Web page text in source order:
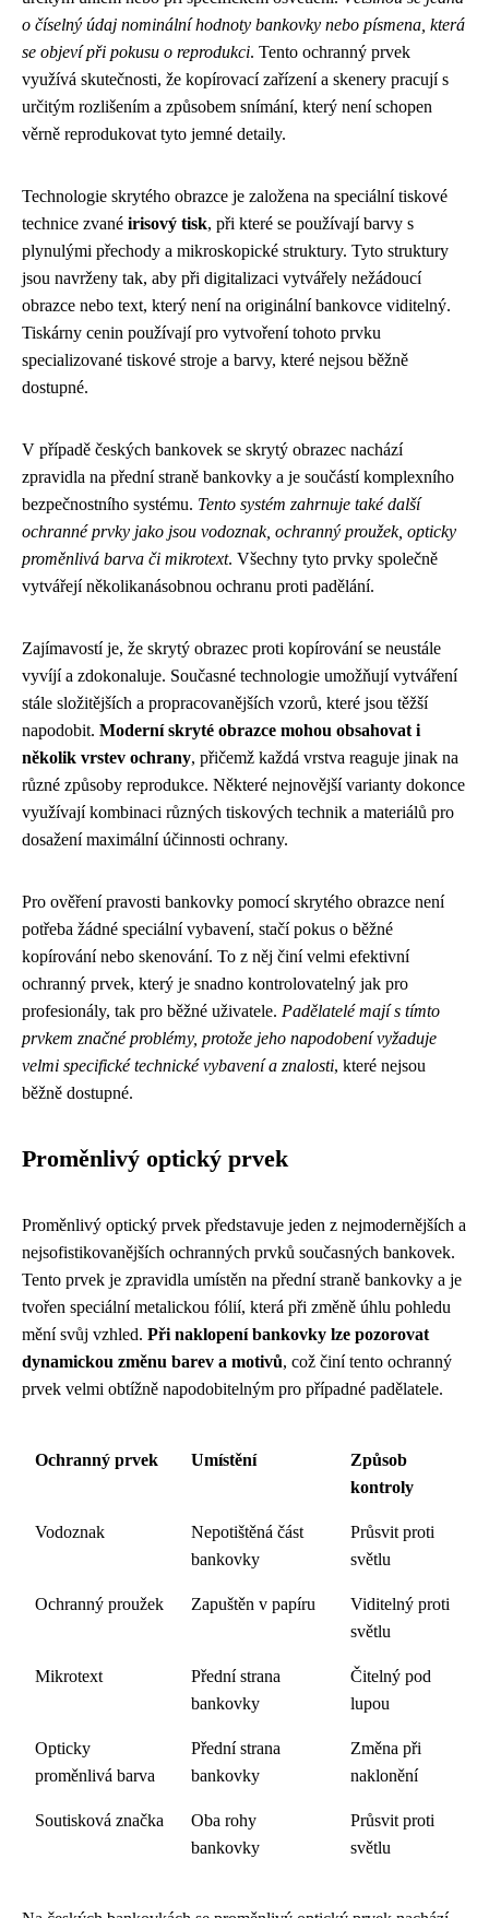
o číselný údaj nominální hodnoty bankovky nebo písmena, která
se objeví při pokusu o reprodukci. Tento ochranný prvek
využívá skutečnosti, že kopírovací zařízení a skenery pracují s
určitým rozlišením a způsobem snímání, který není schopen
věrně reprodukovat tyto jemné detaily.
Technologie skrytého obrazce je založena na speciální tiskové
technice zvané irisový tisk, při které se používají barvy s
plynulými přechody a mikroskopické struktury. Tyto struktury
jsou navrženy tak, aby při digitalizaci vytvářely nežádoucí
obrazce nebo text, který není na originální bankovce viditelný.
Tiskárny cenin používají pro vytvoření tohoto prvku
specializované tiskové stroje a barvy, které nejsou běžně
dostupné.
V případě českých bankovek se skrytý obrazec nachází
zpravidla na přední straně bankovky a je součástí komplexního
bezpečnostního systému. Tento systém zahrnuje také další
ochranné prvky jako jsou vodoznak, ochranný proužek, opticky
proměnlivá barva či mikrotext. Všechny tyto prvky společně
vytvářejí několikanásobnou ochranu proti padělání.
Zajímavostí je, že skrytý obrazec proti kopírování se neustále
vyvíjí a zdokonaluje. Současné technologie umožňují vytváření
stále složitějších a propracovanějších vzorů, které jsou těžší
napodobit. Moderní skryté obrazce mohou obsahovat i
několik vrstev ochrany, přičemž každá vrstva reaguje jinak na
různé způsoby reprodukce. Některé nejnovější varianty dokonce
využívají kombinaci různých tiskových technik a materiálů pro
dosažení maximální účinnosti ochrany.
Pro ověření pravosti bankovky pomocí skrytého obrazce není
potřeba žádné speciální vybavení, stačí pokus o běžné
kopírování nebo skenování. To z něj činí velmi efektivní
ochranný prvek, který je snadno kontrolovatelný jak pro
profesionály, tak pro běžné uživatele. Padělatelé mají s tímto
prvkem značné problémy, protože jeho napodobení vyžaduje
velmi specifické technické vybavení a znalosti, které nejsou
běžně dostupné.
Proměnlivý optický prvek
Proměnlivý optický prvek představuje jeden z nejmodernějších a
nejsofistikovanějších ochranných prvků současných bankovek.
Tento prvek je zpravidla umístěn na přední straně bankovky a je
tvořen speciální metalickou fólií, která při změně úhlu pohledu
mění svůj vzhled. Při naklopení bankovky lze pozorovat
dynamickou změnu barev a motivů, což činí tento ochranný
prvek velmi obtížně napodobitelným pro případné padělatele.
Ochranný prvek Umístění
Způsob
kontroly
Vodoznak
Nepotištěná část
bankovky
Průsvit proti
světlu
Ochranný proužek Zapuštěn v papíru
Viditelný proti
světlu
Mikrotext
Přední strana
bankovky
Čitelný pod
lupou
Opticky
proměnlivá barva
Přední strana
bankovky
Změna při
naklonění
Soutisková značka
Oba rohy
bankovky
Průsvit proti
světlu